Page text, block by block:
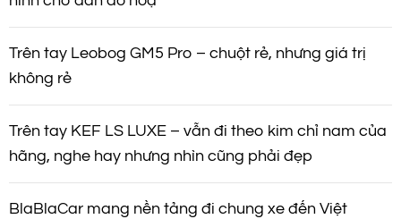
Trên tay Leobog GM5 Pro – chuột rẻ, nhưng giá trị
không rẻ
Trên tay KEF LS LUXE – vẫn đi theo kim chỉ nam của
hãng, nghe hay nhưng nhìn cũng phải đẹp
BlaBlaCar mang nền tảng đi chung xe đến Việt